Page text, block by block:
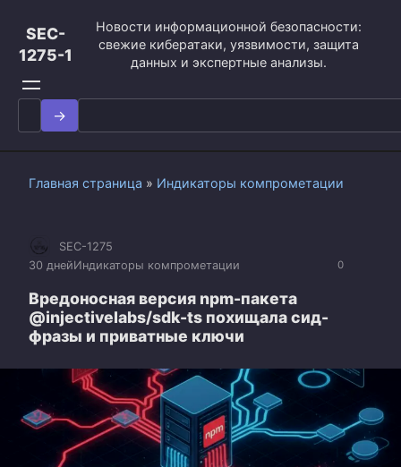
контенту
SEC-
1275-1
Новости информационной безопасности:
свежие кибератаки, уязвимости, защита
данных и экспертные анализы.
Search
for:
Главная страница » Индикаторы компрометации
0
SEC-1275
30 днейИндикаторы компрометации
Вредоносная версия npm-пакета
@injectivelabs/sdk-ts похищала сид-
фразы и приватные ключи